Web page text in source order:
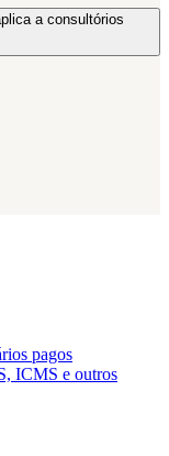
a consultórios
pagos
ICMS e outros